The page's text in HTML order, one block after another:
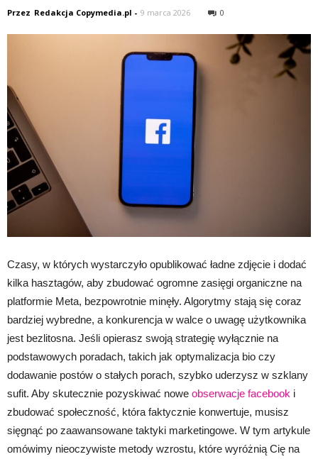
Przez Redakcja Copymedia.pl - 9 marca 2026 0
Czasy, w których wystarczyło opublikować ładne zdjęcie i dodać
kilka hasztagów, aby zbudować ogromne zasięgi organiczne na
platformie Meta, bezpowrotnie minęły. Algorytmy stają się coraz
bardziej wybredne, a konkurencja w walce o uwagę użytkownika
jest bezlitosna. Jeśli opierasz swoją strategię wyłącznie na
podstawowych poradach, takich jak optymalizacja bio czy
dodawanie postów o stałych porach, szybko uderzysz w szklany
sufit. Aby skutecznie pozyskiwać nowe obserwacje facebook i
zbudować społeczność, która faktycznie konwertuje, musisz
sięgnąć po zaawansowane taktyki marketingowe. W tym artykule
omówimy nieoczywiste metody wzrostu, które wyróżnią Cię na